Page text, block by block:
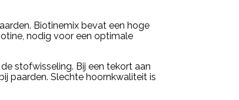
Biotinemix bevat een hoge
nodig voor een optimale
stofwisseling. Bij een tekort aan
paarden. Slechte hoornkwaliteit is